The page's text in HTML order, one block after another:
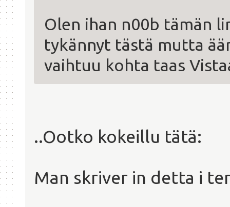
Olen ihan n00b tämän
tykännyt tästä mutta
vaihtuu kohta taas
..Ootko kokeillu tätä:
Man skriver in detta i